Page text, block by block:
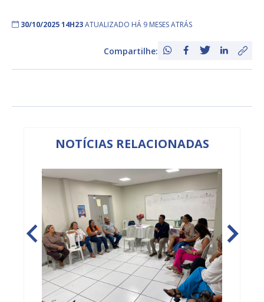
30/10/2025 14H23ATUALIZADO HÁ 9 MESES ATRÁS
Compartilhe:
NOTÍCIAS RELACIONADAS